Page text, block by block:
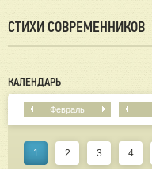
СТИХИ СОВРЕМЕННИКОВ
КАЛЕНДАРЬ
Февраль
1 2 3 4